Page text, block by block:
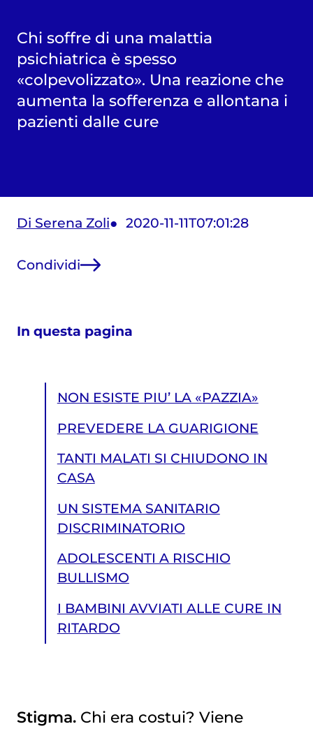
Chi soffre di una malattia
psichiatrica è spesso
«colpevolizzato». Una reazione che
aumenta la sofferenza e allontana i
pazienti dalle cure
Di Serena Zoli 2020-11-11T07:01:28
Condividi
In questa pagina
NON ESISTE PIU’ LA «PAZZIA»
PREVEDERE LA GUARIGIONE
TANTI MALATI SI CHIUDONO IN
CASA
UN SISTEMA SANITARIO
DISCRIMINATORIO
ADOLESCENTI A RISCHIO
BULLISMO
I BAMBINI AVVIATI ALLE CURE IN
RITARDO
Stigma.Chi era costui? Viene